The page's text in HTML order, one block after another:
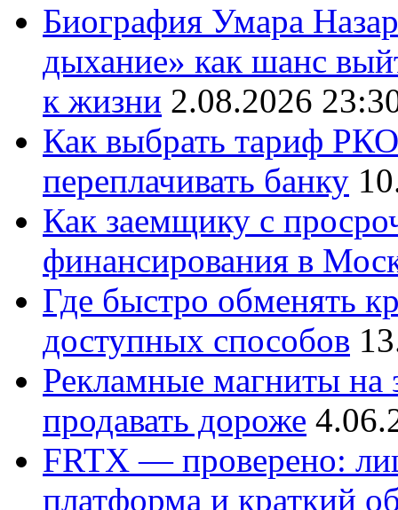
Биография Умара
дыхание» как шанс
к жизни 2.08.2026
Как выбрать тариф
переплачивать банку
Как заемщику с
финансирования в
Где быстро обменять
доступных способов
Рекламные магниты на
продавать дороже
FRTX — проверено:
платформа и краткий